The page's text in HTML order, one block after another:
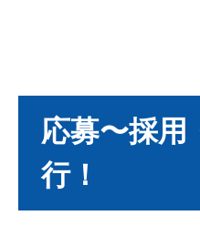
応募〜採用
行！